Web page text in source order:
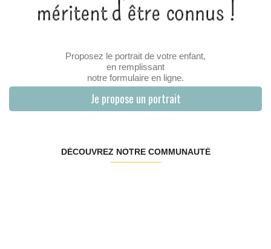
Proposez le portrait de votre enfant,
en remplissant
notre formulaire en ligne.
Je propose un portrait
DÉCOUVREZ NOTRE COMMUNAUTÉ